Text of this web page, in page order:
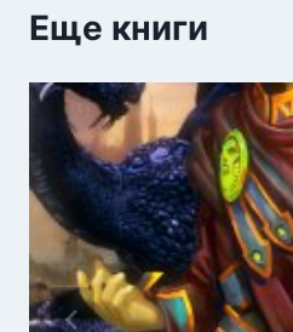
Еще книги